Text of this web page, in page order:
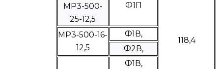
Ф1П
118,4
МР3-500-
25-12,5
МР3-500-16-
12,5
Ф1В,
Ф2В,
Ф1В,